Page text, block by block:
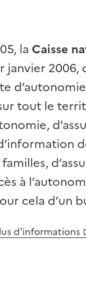
la Caisse
janvier 2006,
tout le
à
cela d’un
d'informations